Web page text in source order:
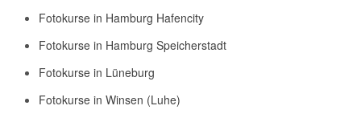
Fotokurse in Hamburg Hafencity
Fotokurse in Hamburg Speicherstadt
Fotokurse in Lüneburg
Fotokurse in Winsen (Luhe)